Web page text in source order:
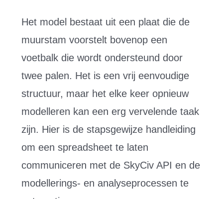
Het model bestaat uit een plaat die de
muurstam voorstelt bovenop een
voetbalk die wordt ondersteund door
twee palen. Het is een vrij eenvoudige
structuur, maar het elke keer opnieuw
modelleren kan een erg vervelende taak
zijn. Hier is de stapsgewijze handleiding
om een ​​spreadsheet te laten
communiceren met de SkyCiv API en de
modellerings- en analyseprocessen te